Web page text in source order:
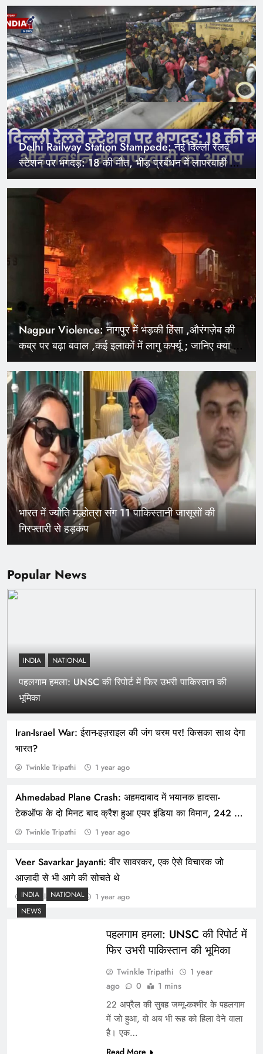
Popular News
INDIA NATIONAL
पहलगाम हमला: UNSC की रिपोर्ट में फिर उभरी पाकिस्तान की
भूमिका
Iran-Israel War: ईरान-इज़राइल की जंग चरम पर! किसका साथ देगा
भारत?
Twinkle Tripathi 1 year ago
Ahmedabad Plane Crash: अहमदाबाद में भयानक हादसा-
टेकऑफ के दो मिनट बाद क्रैश हुआ एयर इंडिया का विमान, 242 लोग
थे सवार
Twinkle Tripathi 1 year ago
Veer Savarkar Jayanti: वीर सावरकर, एक ऐसे विचारक जो
आज़ादी से भी आगे की सोचते थे
Twinkle Tripathi 1 year ago
Delhi Railway Station Stampede: नई दिल्ली रेलवे
स्टेशन पर भगदड़: 18 की मौत, भीड़ प्रबंधन में लापरवाही का
आरोप
Nagpur Violence: नागपुर में भड़की हिंसा ,औरंगज़ेब की
कब्र पर बढ़ा बवाल ,कई इलाकों में लागु कर्फ्यू ; जानिए क्या है
पूरी बात
भारत में ज्योति मल्होत्रा संग 11 पाकिस्तानी जासूसों की
गिरफ्तारी से हड़कंप
मात्र 40 करोड़ में खरीदें अमेरिकी नागरिकता, डोनाल्ड ट्रंप ने
किया “गोल्ड कार्ड” का ऐलान
“AAP की फिर बढ़ सकती हैं मुश्किलें, CAG रिपोर्ट में सिद्ध
हुआ भ्रष्टाचार।”
INDIA
NATIONAL
NEWS
पहलगाम हमला: UNSC की रिपोर्ट में
फिर उभरी पाकिस्तान की भूमिका
Twinkle Tripathi
1 year
ago
0 1 mins
22 अप्रैल की सुबह जम्मू-कश्मीर के पहलगाम
में जो हुआ, वो अब भी रूह को हिला देने वाला
है। एक…